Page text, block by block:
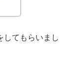
してもらいまし